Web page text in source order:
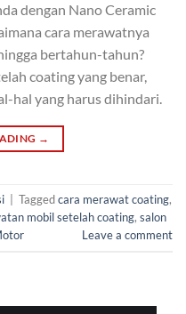
dengan Nano Ceramic
cara merawatnya
bertahun-tahun?
coating yang benar,
hal yang harus dihindari.
→
Taggedcara merawat coating,
mobil setelah coating, salon
Leave a comment